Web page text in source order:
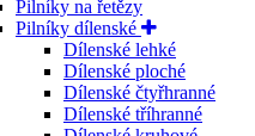
Pilníky na řetězy
Pilníky dílenské
Dílenské lehké
Dílenské ploché
Dílenské čtyřhranné
Dílenské tříhranné